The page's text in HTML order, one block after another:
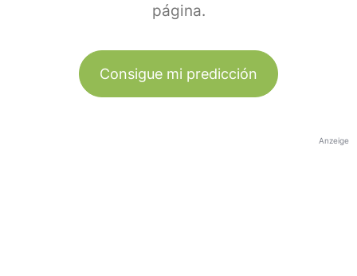
página.
Consigue mi predicción
Anzeige